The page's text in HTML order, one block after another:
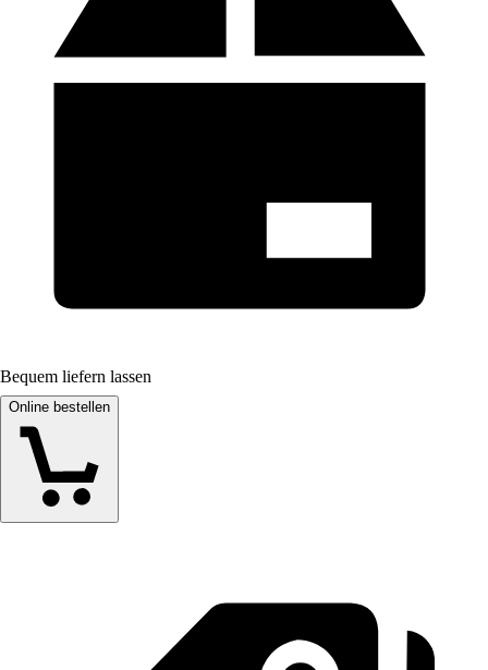
Bequem liefern lassen
Online bestellen